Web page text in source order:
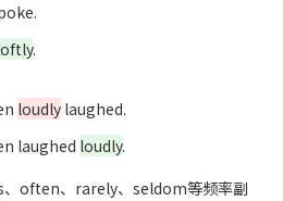
.
loudly laughed.
laughed loudly.
often、rarely、seldom等频率副